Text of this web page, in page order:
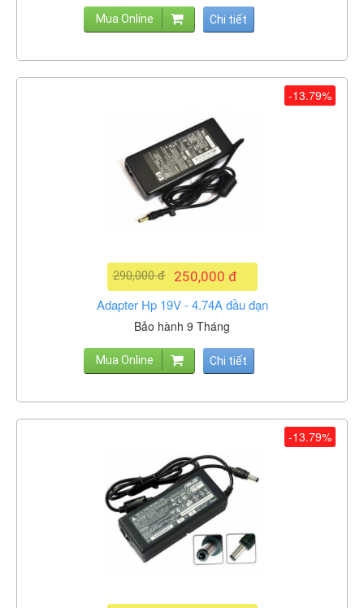
Mua Online Chi tiết
250,000 đ
290,000 đ
Adapter Hp 19V - 4.74A đầu đạn
Bảo hành 9 Tháng
Mua Online Chi tiết
-13.79%
-13.79%